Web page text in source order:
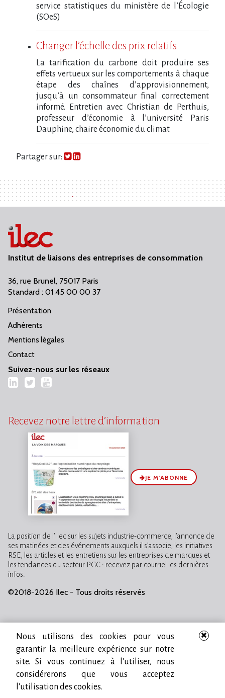
service statistiques du ministère de l’Écologie
(SOeS)
Changer l’échelle des prix relatifs
La tarification du carbone doit produire ses
effets vertueux sur les comportements à chaque
étape des chaînes d’approvisionnement,
jusqu’à un consommateur final correctement
informé. Entretien avec Christian de Perthuis,
professeur d’économie à l’université Paris
Dauphine, chaire économie du climat
Partager sur:
Institut de liaisons des entreprises de consommation
36, rue Brunel, 75017 Paris
Standard : 01 45 00 00 37
Présentation
Adhérents
Mentions légales
Contact
Suivez-nous sur les réseaux
LinkedIn
TwitterYouTube
Recevez notre lettre d’information
JE M’ABONNE
La position de l’Ilec sur les sujets industrie-commerce, l’annonce de
ses matinées et des événements auxquels il s’associe, les initiatives
RSE, les articles et les entretiens sur les entreprises de marques et
les tendances du secteur PGC : recevez par courriel les dernières
infos.
©2018-2026 Ilec - Tous droits réservés
Nous utilisons des cookies pour vous
garantir la meilleure expérience sur notre
site. Si vous continuez à l'utiliser, nous
considérerons que vous acceptez
l'utilisation des cookies.